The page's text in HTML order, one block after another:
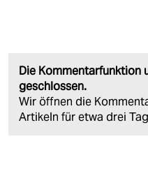
Die Kommentarfunktion
geschlossen.
Wir öffnen die
Artikeln für etwa drei